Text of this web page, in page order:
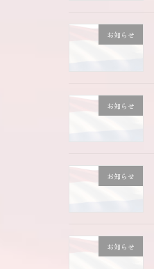
お知らせ
お知らせ
お知らせ
お知らせ